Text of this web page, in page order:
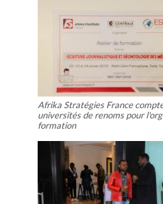
Afrika Stratégies France
universités de renoms pour
formation